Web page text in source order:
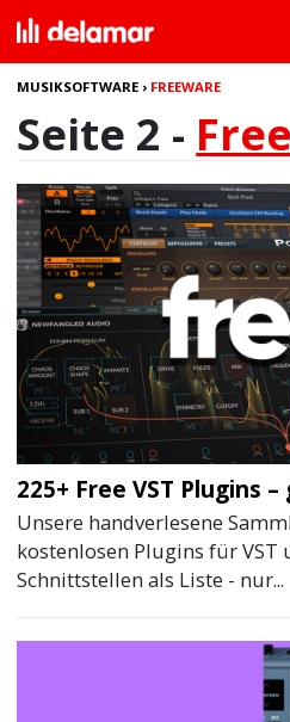
MUSIKSOFTWARE › FREEWARE
Seite 2 -
225+ Free VST Plugins
Unsere handverlesene
kostenlosen Plugins für VST
Schnittstellen als Liste - nur...